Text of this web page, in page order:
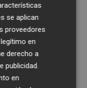
se aplican
proveedores
en
derecho a
publicidad
en